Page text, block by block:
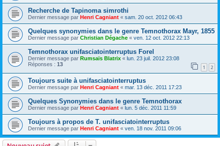
Recherche de Tapinoma simrothi
Dernier message par Henri Cagniant « sam. 20 oct. 2012 06:43
Quelques synonymies dans le genre Temnothorax Mayr, 1855
Dernier message par Christian Dégache « ven. 12 oct. 2012 22:13
Temnothorax unifasciatointerruptus Forel
Dernier message par Rumsaïs Blatrix « lun. 23 juil. 2012 23:08
Réponses : 13 1 2
Toujours suite à unifasciatointerruptus
Dernier message par Henri Cagniant « mar. 13 déc. 2011 17:23
Quelques Synonymies dans le genre Temnothorax
Dernier message par Henri Cagniant « lun. 5 déc. 2011 11:59
Toujours à propos de T. unifasciatointerruptus
Dernier message par Henri Cagniant « ven. 18 nov. 2011 09:06